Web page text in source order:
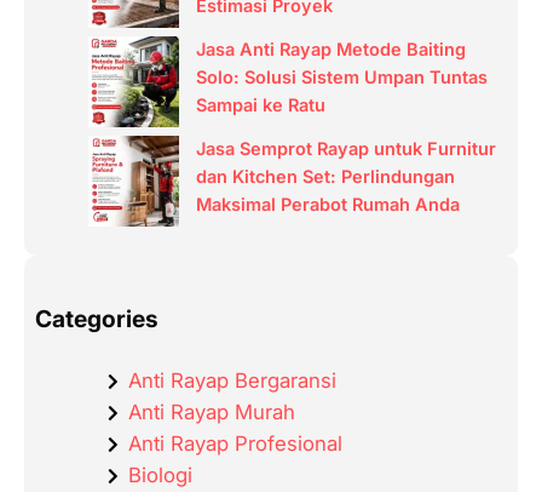
Estimasi Proyek
Jasa Anti Rayap Metode Baiting
Solo: Solusi Sistem Umpan Tuntas
Sampai ke Ratu
Jasa Semprot Rayap untuk Furnitur
dan Kitchen Set: Perlindungan
Maksimal Perabot Rumah Anda
Categories
Anti Rayap Bergaransi
Anti Rayap Murah
Anti Rayap Profesional
Biologi